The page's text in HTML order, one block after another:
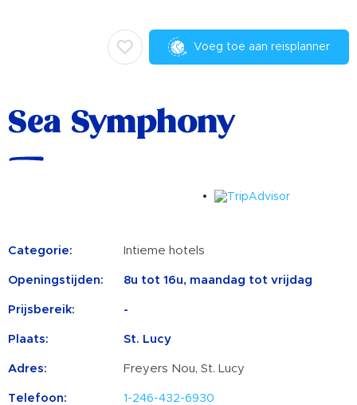
Voeg toe aan reisplanner
Sea Symphony
Categorie: Intieme hotels
Openingstijden: 8u tot 16u, maandag tot vrijdag
Prijsbereik: -
Plaats: St. Lucy
Adres: Freyers Nou, St. Lucy
Telefoon: 1-246-432-6930